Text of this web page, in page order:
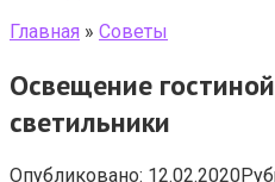
Главная » Cоветы
Освещение
светильники
Опубликовано: 12.02.2020